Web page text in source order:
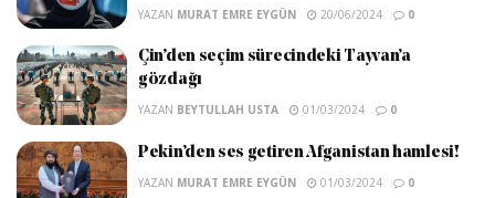
YAZAN MURAT EMRE EYGÜN 20/06/2024 0
Çin’den seçim sürecindeki Tayvan’a
gözdağı
YAZAN BEYTULLAH USTA 01/03/2024 0
Pekin’den ses getiren Afganistan hamlesi!
YAZAN MURAT EMRE EYGÜN 01/03/2024 0